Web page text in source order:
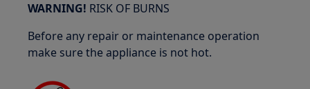
WARNING! RISK OF BURNS
Before any repair or maintenance operation
make sure the appliance is not hot.